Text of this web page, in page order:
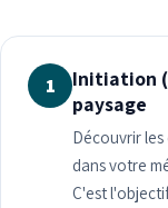
1
Initiation
paysage
Découvrir
dans votre
C'est